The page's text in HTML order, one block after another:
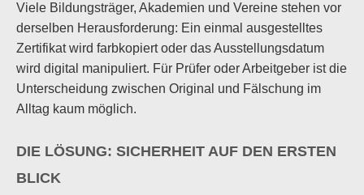
Viele Bildungsträger, Akademien und Vereine stehen vor
derselben Herausforderung: Ein einmal ausgestelltes
Zertifikat wird farbkopiert oder das Ausstellungsdatum
wird digital manipuliert. Für Prüfer oder Arbeitgeber ist die
Unterscheidung zwischen Original und Fälschung im
Alltag kaum möglich.
DIE LÖSUNG: SICHERHEIT AUF DEN ERSTEN
BLICK